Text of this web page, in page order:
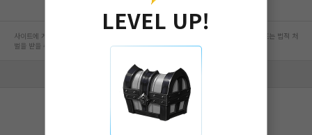
LEVEL UP!
사이트에 게시된 컨텐츠는 저작권자의 권리가 있는 컨텐츠로서 무단 복제, 전송, 수정, 배포는 법적 처
벌을 받을 수 있습니다.
회사 정보 자세히 보기